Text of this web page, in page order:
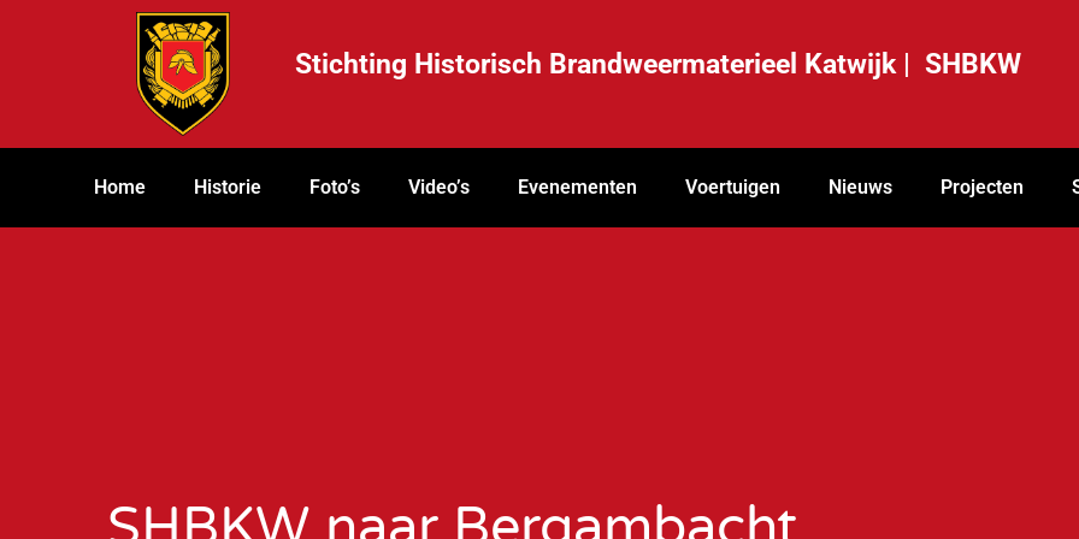
Stichting Historisch Brandweermaterieel Katwijk | SHBKW
Home Historie Foto’s Video’s Evenementen Voertuigen Nieuws Projecten